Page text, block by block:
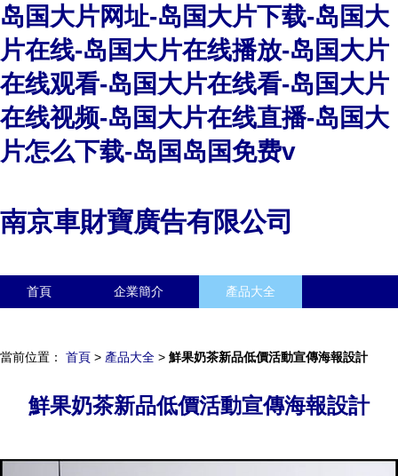
岛国大片网址-岛国大片下载-岛国大
片在线-岛国大片在线播放-岛国大片
在线观看-岛国大片在线看-岛国大片
在线视频-岛国大片在线直播-岛国大
片怎么下载-岛国岛国免费v
南京車財寶廣告有限公司
首頁 企業簡介 產品大全
當前位置： 首頁 > 產品大全 > 鮮果奶茶新品低價活動宣傳海報設計
鮮果奶茶新品低價活動宣傳海報設計